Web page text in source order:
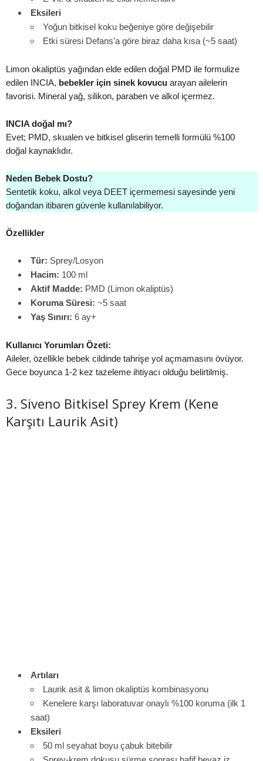
Eksileri
Yoğun bitkisel koku beğeniye göre değişebilir
Etki süresi Defans’a göre biraz daha kısa (~5 saat)
Limon okaliptüs yağından elde edilen doğal PMD ile formulize
edilen INCIA, bebekler için sinek kovucu arayan ailelerin
favorisi. Mineral yağ, silikon, paraben ve alkol içermez.
INCIA doğal mı?
Evet; PMD, skualen ve bitkisel gliserin temelli formülü %100
doğal kaynaklıdır.
Neden Bebek Dostu?
Sentetik koku, alkol veya DEET içermemesi sayesinde yeni
doğandan itibaren güvenle kullanılabiliyor.
Özellikler
Tür: Sprey/Losyon
Hacim: 100 ml
Aktif Madde: PMD (Limon okaliptüs)
Koruma Süresi: ~5 saat
Yaş Sınırı: 6 ay+
Kullanıcı Yorumları Özeti:
Aileler, özellikle bebek cildinde tahrişe yol açmamasını övüyor.
Gece boyunca 1-2 kez tazeleme ihtiyacı olduğu belirtilmiş.
3. Siveno Bitkisel Sprey Krem (Kene
Karşıtı Laurik Asit)
Artıları
Laurik asit & limon okaliptüs kombinasyonu
Kenelere karşı laboratuvar onaylı %100 koruma (ilk 1
saat)
Eksileri
50 ml seyahat boyu çabuk bitebilir